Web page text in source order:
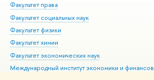
Факультет права
Факультет социальных наук
Факультет физики
Факультет химии
Факультет экономических наук
Международный институт экономики и финансов